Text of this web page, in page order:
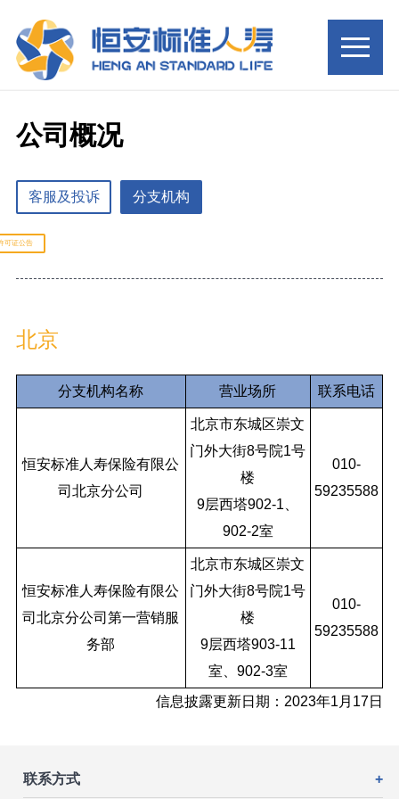
公司概况
客服及投诉 分支机构
可证公告
北京
分支机构名称 营业场所 联系电话
恒安标准人寿保险有限公
司北京分公司
北京市东城区崇文
门外大街8号院1号
楼
9层西塔902-1、
902-2室
010-
59235588
恒安标准人寿保险有限公
司北京分公司第一营销服
务部
北京市东城区崇文
门外大街8号院1号
楼
9层西塔903-11
室、902-3室
010-
59235588
信息披露更新日期：2023年1月17日
联系方式 +